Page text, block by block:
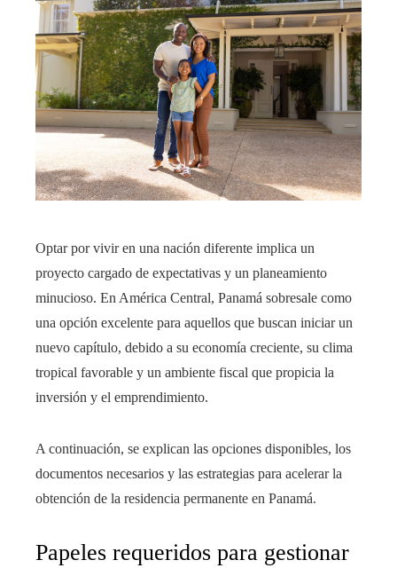
Optar por vivir en una nación diferente implica un
proyecto cargado de expectativas y un planeamiento
minucioso. En América Central, Panamá sobresale como
una opción excelente para aquellos que buscan iniciar un
nuevo capítulo, debido a su economía creciente, su clima
tropical favorable y un ambiente fiscal que propicia la
inversión y el emprendimiento.
A continuación, se explican las opciones disponibles, los
documentos necesarios y las estrategias para acelerar la
obtención de la residencia permanente en Panamá.
Papeles requeridos para gestionar